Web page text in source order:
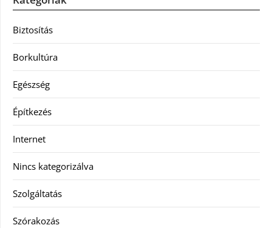
Biztosítás
Borkultúra
Egészség
Építkezés
Internet
Nincs kategorizálva
Szolgáltatás
Szórakozás